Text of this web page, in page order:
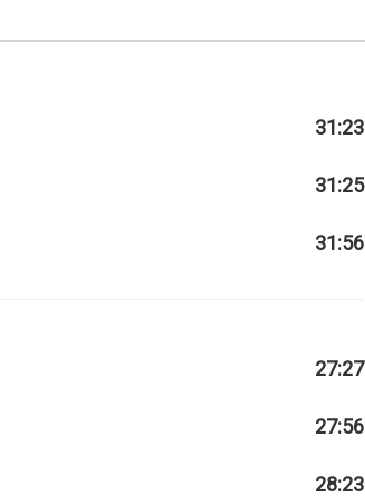
31:23
31:25
31:56
27:27
27:56
28:23